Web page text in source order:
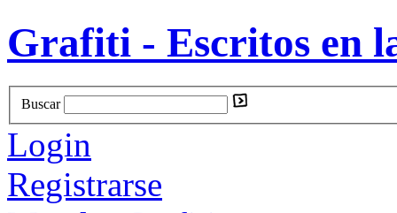
Grafiti - Escritos en
Buscar
Login
Registrarse